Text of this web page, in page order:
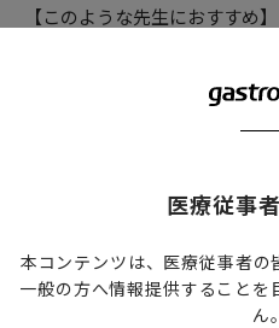
【このような先生におすすめ】
胃内視鏡検査を日常的に実
内視鏡AIが実臨床でどう活
【本動画の注目ポイント】
医療従事
本コンテンツは、医療従事者の
一般の方へ情報提供すること
ん。